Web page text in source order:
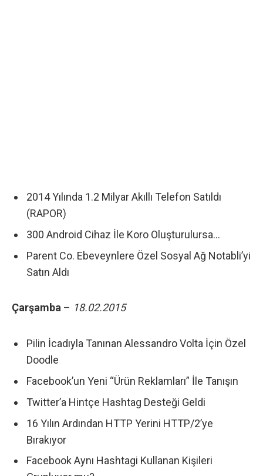
2014 Yılında 1.2 Milyar Akıllı Telefon Satıldı
(RAPOR)
300 Android Cihaz İle Koro Oluşturulursa…
Parent Co. Ebeveynlere Özel Sosyal Ağ Notabli’yi
Satın Aldı
Çarşamba – 18.02.2015
Pilin İcadıyla Tanınan Alessandro Volta İçin Özel
Doodle
Facebook’un Yeni “Ürün Reklamları” İle Tanışın
Twitter’a Hintçe Hashtag Desteği Geldi
16 Yılın Ardından HTTP Yerini HTTP/2’ye
Bırakıyor
Facebook Aynı Hashtagi Kullanan Kişileri